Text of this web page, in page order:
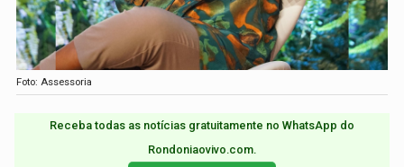
Foto: Assessoria
Receba todas as notícias gratuitamente no WhatsApp do
Rondoniaovivo.com.​